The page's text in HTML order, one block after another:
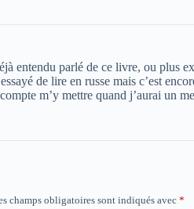
entendu parlé de ce livre, ou plus
de lire en russe mais c’est
m’y mettre quand j’aurai un
champs obligatoires sont indiqués avec *